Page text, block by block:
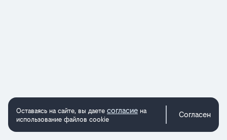
Оставаясь на сайте, вы даете согласие на
использование файлов cookie
Согласен